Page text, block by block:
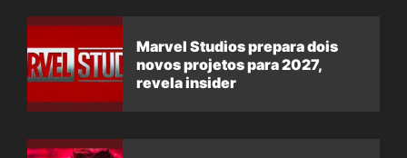
Marvel Studios prepara dois
novos projetos para 2027,
revela insider